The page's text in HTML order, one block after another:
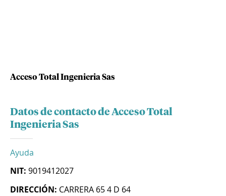
Acceso Total Ingenieria Sas
Datos de contacto de Acceso Total
Ingenieria Sas
Ayuda
NIT: 9019412027
DIRECCIÓN: CARRERA 65 4 D 64